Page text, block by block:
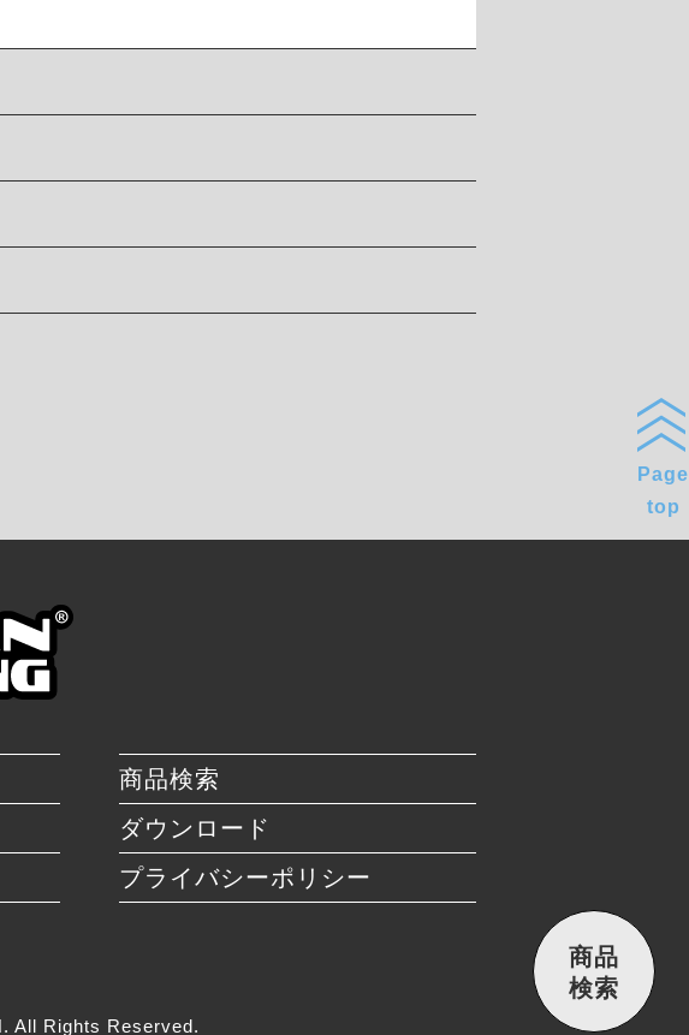
商品検索
ダウンロード
プライバシーポリシー
All Rights Reserved.
Page
top
商品
検索